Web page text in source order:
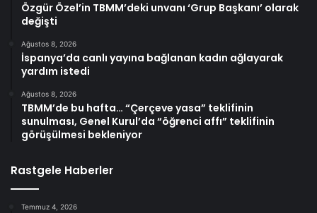
Özgür Özel’in TBMM’deki unvanı ‘Grup Başkanı’ olarak
değişti
Ağustos 8, 2026
İspanya’da canlı yayına bağlanan kadın ağlayarak
yardım istedi
Ağustos 8, 2026
TBMM’de bu hafta… “Çerçeve yasa” teklifinin
sunulması, Genel Kurul’da “öğrenci affı” teklifinin
görüşülmesi bekleniyor
Rastgele Haberler
Temmuz 4, 2026